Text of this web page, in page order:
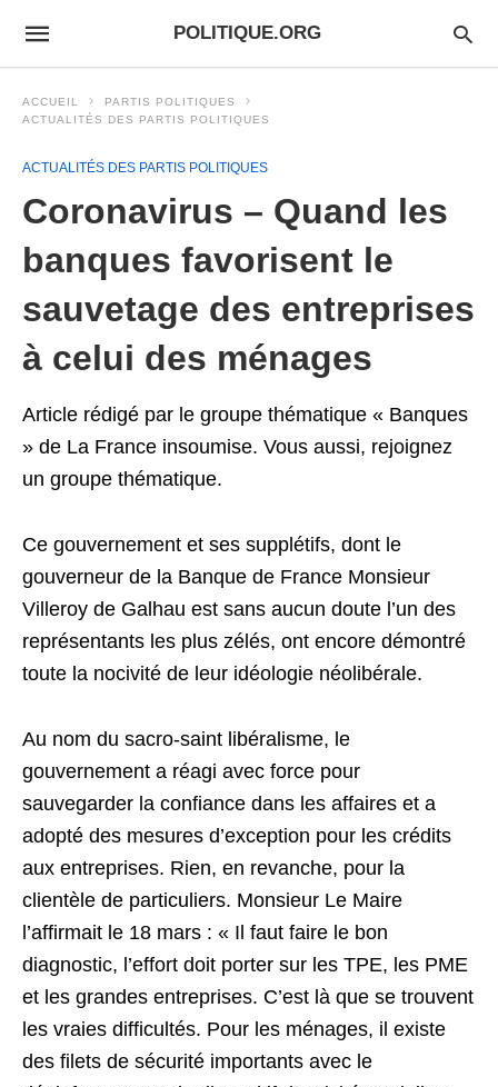
POLITIQUE.ORG
ACCUEIL
PARTIS POLITIQUES
ACTUALITÉS DES PARTIS POLITIQUES
ACTUALITÉS DES PARTIS POLITIQUES
Coronavirus – Quand les
banques favorisent le
sauvetage des entreprises
à celui des ménages
Article rédigé par le groupe thématique « Banques
» de La France insoumise. Vous aussi, rejoignez
un groupe thématique.
Ce gouvernement et ses supplétifs, dont le
gouverneur de la Banque de France Monsieur
Villeroy de Galhau est sans aucun doute l’un des
représentants les plus zélés, ont encore démontré
toute la nocivité de leur idéologie néolibérale.
Au nom du sacro-saint libéralisme, le
gouvernement a réagi avec force pour
sauvegarder la confiance dans les affaires et a
adopté des mesures d’exception pour les crédits
aux entreprises. Rien, en revanche, pour la
clientèle de particuliers. Monsieur Le Maire
l’affirmait le 18 mars : « Il faut faire le bon
diagnostic, l’effort doit porter sur les TPE, les PME
et les grandes entreprises. C’est là que se trouvent
les vraies difficultés. Pour les ménages, il existe
des filets de sécurité importants avec le